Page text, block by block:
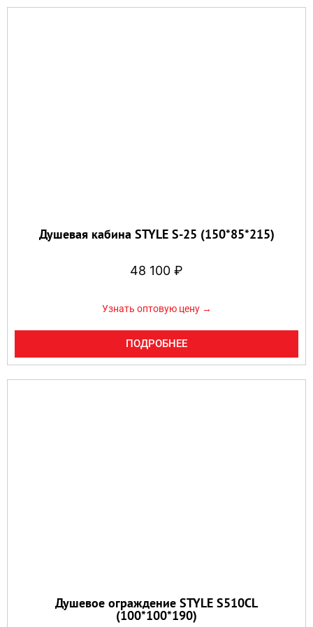
Душевая кабина STYLE S-25 (150*85*215)
48 100 ₽
Узнать оптовую цену →
ПОДРОБНЕЕ
Душевое ограждение STYLE S510CL
(100*100*190)